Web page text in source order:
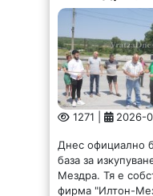
1271 | 2026-
Днес официално
база за
Мездра. Тя е
фирма "Илтон-